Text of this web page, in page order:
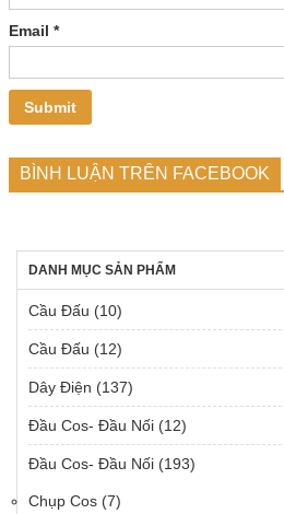
Email *
BÌNH LUẬN TRÊN FACEBOOK
DANH MỤC SẢN PHẨM
Cầu Đấu (10)
Cầu Đấu (12)
Dây Điện (137)
Đầu Cos- Đầu Nối (12)
Đầu Cos- Đầu Nối (193)
Chụp Cos (7)